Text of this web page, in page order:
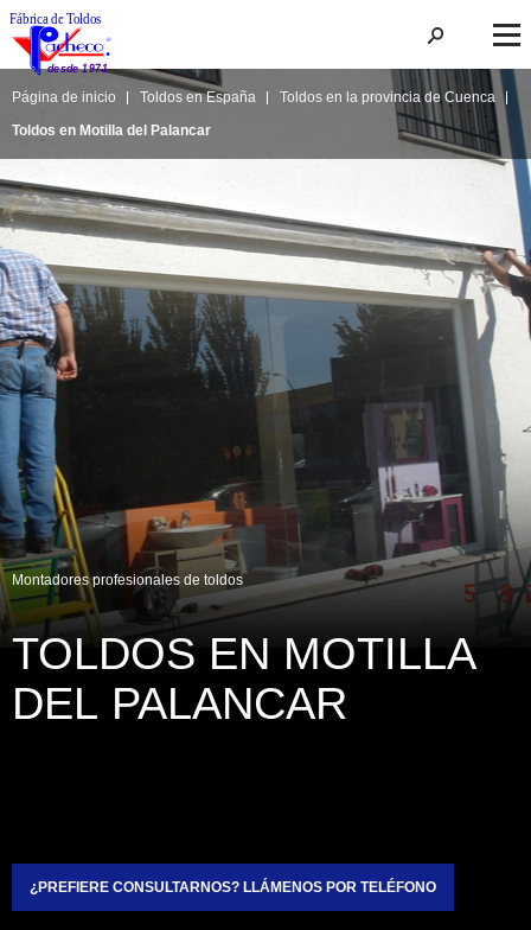
Página de inicio Toldos en España
Toldos en la provincia de Cuenca
Toldos en Motilla del Palancar
Montadores profesionales de toldos
TOLDOS EN MOTILLA
DEL PALANCAR
¿PREFIERE CONSULTARNOS? LLÁMENOS POR TELÉFONO